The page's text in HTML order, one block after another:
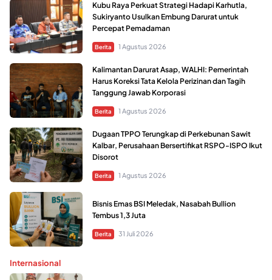
Kubu Raya Perkuat Strategi Hadapi Karhutla,
Sukiryanto Usulkan Embung Darurat untuk
Percepat Pemadaman
Berita 1 Agustus 2026
Kalimantan Darurat Asap, WALHI: Pemerintah
Harus Koreksi Tata Kelola Perizinan dan Tagih
Tanggung Jawab Korporasi
Berita 1 Agustus 2026
Dugaan TPPO Terungkap di Perkebunan Sawit
Kalbar, Perusahaan Bersertifikat RSPO-ISPO Ikut
Disorot
Berita 1 Agustus 2026
Bisnis Emas BSI Meledak, Nasabah Bullion
Tembus 1,3 Juta
Berita 31 Juli 2026
Internasional